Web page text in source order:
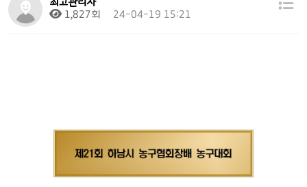
1,827회
24-04-19 15:21